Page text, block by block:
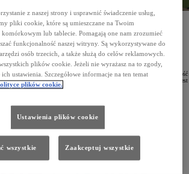
dodatkowe 500 milionów dolarów w rozwój komercyjnego
samolotu pionowego startu i lądowania (eVTOL) firmy Joby Aviation.
na strategiczne partnerstwo i wsparcie start-upu produkującego
taksówki łącznie 894 miliony dolarów.
strategiczną z Joby Aviation, inwestując w ten start-up kwotę
to czołowy gracz w dziedzinie rozwoju elektrycznych pojazdów
zaprojektowanych z myślą o krótkich lotach w charakterze taksówek
firmę mieści na pokładzie pilota i czterech pasażerów, osiągając prędkość
280 km na jednym ładowaniu. Dzięki elektrycznemu napędowi samolot jest
utrzymaniu.
z naszej strony i usprawnić świadczenie usług,
pliki cookie, które są umieszczane na Twoim
lub tablecie. Pomagają one nam zrozumieć
funkcjonalność naszej witryny. Są wykorzystywane do
osób trzecich, a także służą do celów reklamowych.
plików cookie. Jeżeli nie wyrażasz na to zgody,
ich ustawienia. Szczegółowe informacje na ten temat
plików cookie.
Ustawienia plików cookie
wszystkie Zaakceptuj wszystkie